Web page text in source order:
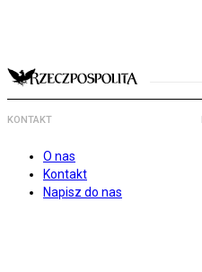
KONTAKT
O nas
Kontakt
Napisz do nas